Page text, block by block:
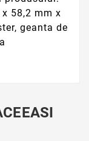
58,2 mm x
geanta de